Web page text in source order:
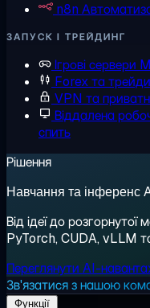
n8n
ЗАПУСК І ТРЕЙДИНГ
Ігрові сервери
Forex та
VPN та
Віддалена
спить
Рішення
Навчання та інференс
Від ідеї до розгорнутої
PyTorch, CUDA, vLLM
Переглянути AI-
Зв'язатися з нашою